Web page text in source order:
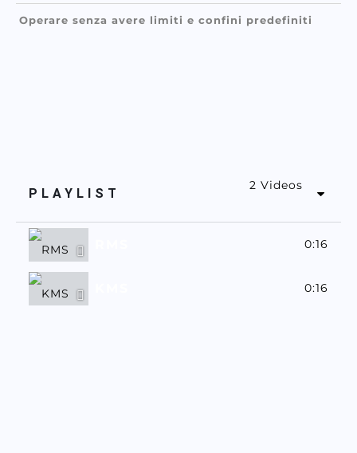
Operare senza avere limiti e confini predefiniti
PLAYLIST
2 Videos
0:16
0:16